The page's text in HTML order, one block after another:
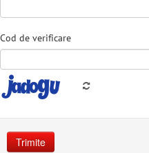
Cod de verificare
Trimite